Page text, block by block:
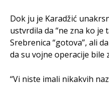
Dok ju je Karadžić
ustvrdila da “ne zna ko je
Srebrenica “gotova”, ali
da su vojne operacije bile
“Vi niste imali nikakvih